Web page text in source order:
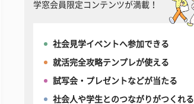
学窓会員限定コンテンツが満載！
社会見学イベントへ参加できる
就活完全攻略テンプレが使える
試写会・プレゼントなどが当たる
社会人や学生とのつながりがつくれる